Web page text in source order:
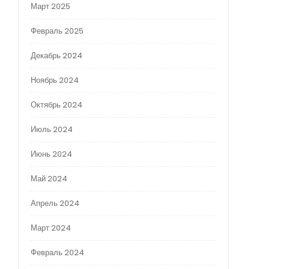
Март 2025
Февраль 2025
Декабрь 2024
Ноябрь 2024
Октябрь 2024
Июль 2024
Июнь 2024
Май 2024
Апрель 2024
Март 2024
Февраль 2024